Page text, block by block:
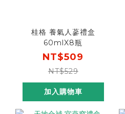
桂格 養氣人蔘禮盒
60mlX8瓶
NT$509
NT$529
加入購物車